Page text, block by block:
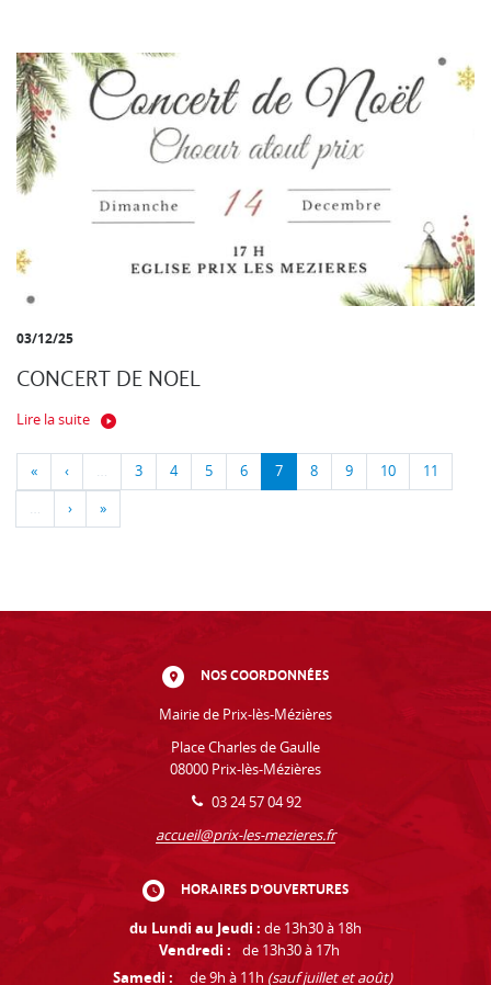
03/12/25
CONCERT DE NOEL
Lire la suite
« ‹ … 3 4 5 6 7 8 9 10 11
… › »
NOS COORDONNÉES
Mairie de Prix-lès-Mézières
Place Charles de Gaulle
08000 Prix-lès-Mézières
03 24 57 04 92
accueil@prix-les-mezieres.fr
HORAIRES D'OUVERTURES
du Lundi au Jeudi : de 13h30 à 18h
Vendredi :
de 13h30 à 17h
Samedi :
de 9h à 11h (sauf juillet et août)